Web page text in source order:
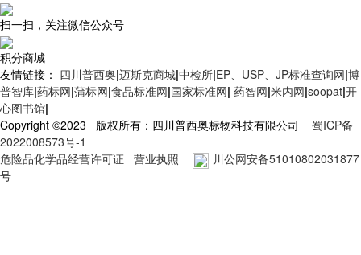
扫一扫，关注微信公众号
积分商城
友情链接： 四川普西奥|迈斯克商城|中检所|EP、USP、JP标准查询网|博
普智库|药标网|蒲标网|食品标准网|国家标准网| 药智网|米内网|soopat|开
心图书馆|
Copyright ©2023 版权所有：四川普西奥标物科技有限公司 蜀ICP备
2022008573号-1
危险品化学品经营许可证
营业执照
川公网安备51010802031877
号